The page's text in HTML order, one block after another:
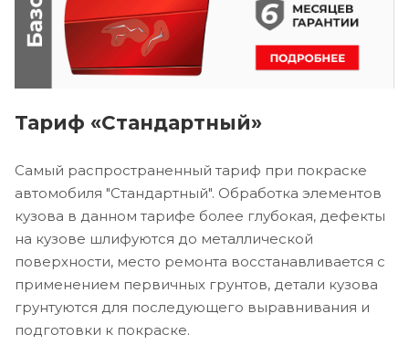
Тариф «Стандартный»
Самый распространенный тариф при покраске
автомобиля "Стандартный". Обработка элементов
кузова в данном тарифе более глубокая, дефекты
на кузове шлифуются до металлической
поверхности, место ремонта восстанавливается с
применением первичных грунтов, детали кузова
грунтуются для последующего выравнивания и
подготовки к покраске.